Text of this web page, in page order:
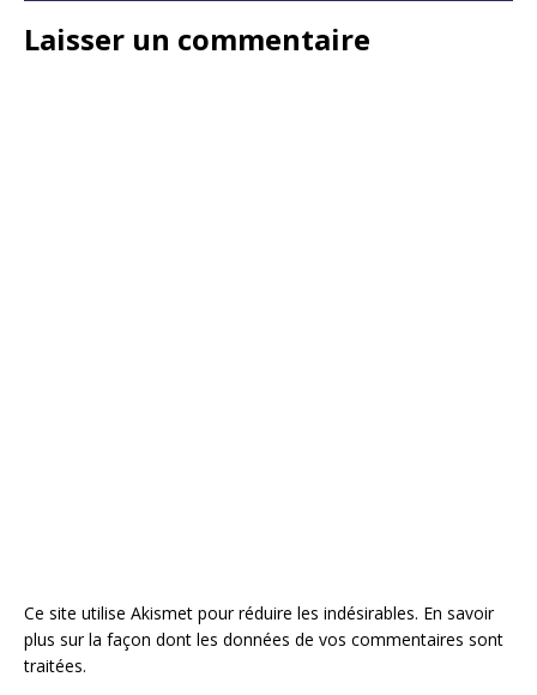
Laisser un commentaire
Ce site utilise Akismet pour réduire les indésirables. En savoir
plus sur la façon dont les données de vos commentaires sont
traitées.